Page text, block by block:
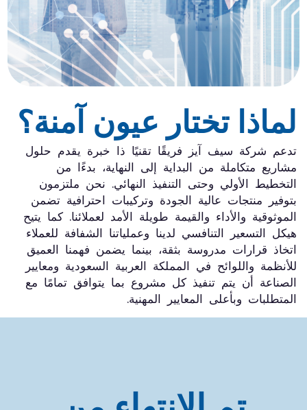
تختار عيون آمنة؟
شركة سيف آيز فريقًا تقنيًا ذا خبرة يقدم حلول
متكاملة من البداية إلى النهاية، بدءًا من
الأولي وحتى التنفيذ النهائي. نحن ملتزمون
منتجات عالية الجودة وتركيبات احترافية تضمن
والأداء والقيمة طويلة الأمد لعملائنا. كما يتيح
التسعير التنافسي لدينا وعملياتنا الشفافة للعملاء
قرارات مدروسة بثقة، بينما يضمن فهمنا العميق
واللوائح في المملكة العربية السعودية ومعايير
أن يتم تنفيذ كل مشروع بما يتوافق تمامًا مع
وبأعلى المعايير المهنية.